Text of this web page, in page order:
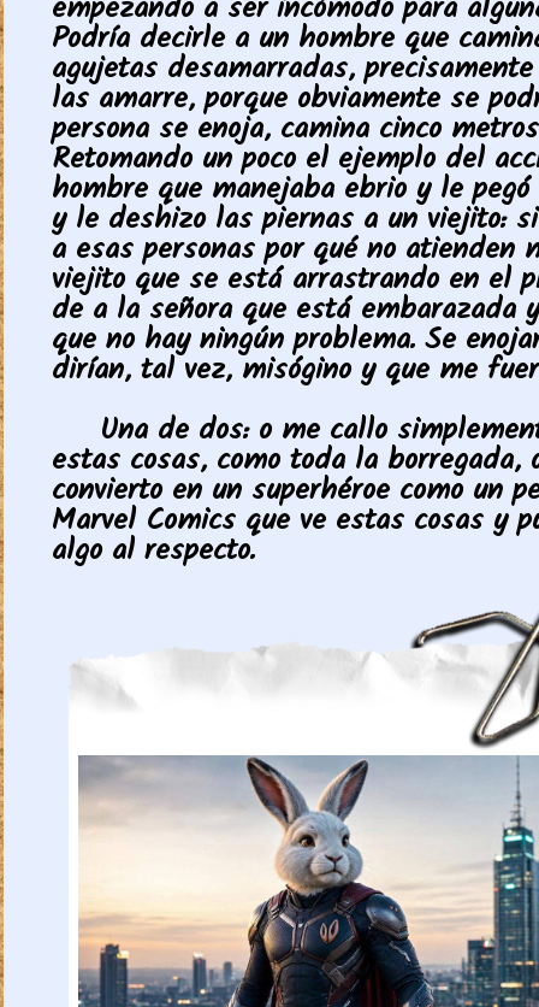
empezando a ser incómodo para
Podría decirle a un hombre que
agujetas desamarradas,
las amarre, porque obviamente se
persona se enoja, camina cinco
Retomando un poco el ejemplo del
hombre que manejaba ebrio y le
y le deshizo las piernas a un viejito:
a esas personas por qué no atienden
viejito que se está arrastrando en el
de a la señora que está embarazada
que no hay ningún problema. Se
dirían, tal vez, misógino y que me
Una de dos: o me callo
estas cosas, como toda la borregada,
convierto en un superhéroe como un
Marvel Comics que ve estas cosas y
algo al respecto.